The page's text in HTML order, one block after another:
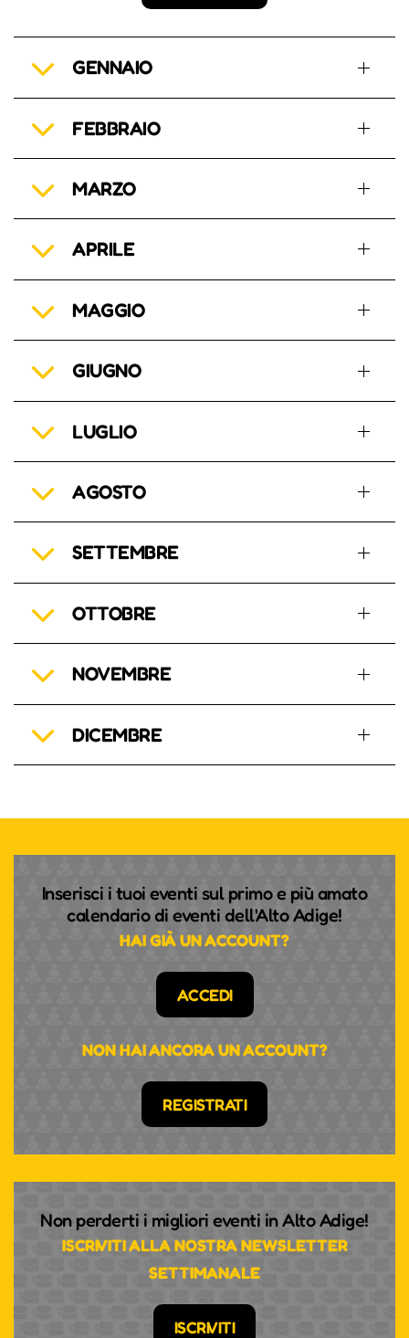
GENNAIO
FEBBRAIO
MARZO
APRILE
MAGGIO
GIUGNO
LUGLIO
AGOSTO
SETTEMBRE
OTTOBRE
NOVEMBRE
DICEMBRE
Inserisci i tuoi eventi sul primo e più amato
calendario di eventi dell'Alto Adige!
HAI GIÀ UN ACCOUNT?
ACCEDI
NON HAI ANCORA UN ACCOUNT?
REGISTRATI
Non perderti i migliori eventi in Alto Adige!
ISCRIVITI ALLA NOSTRA NEWSLETTER
SETTIMANALE
ISCRIVITI